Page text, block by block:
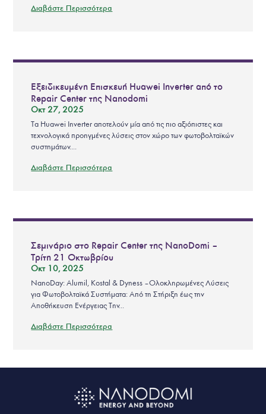
Διαβάστε Περισσότερα
Εξειδικευμένη Επισκευή Huawei Inverter από το
Repair Center της Nanodomi
Οκτ 27, 2025
Τα Huawei Inverter αποτελούν μία από τις πιο αξιόπιστες και
τεχνολογικά προηγμένες λύσεις στον χώρο των φωτοβολταϊκών
συστημάτων....
Διαβάστε Περισσότερα
Σεμινάριο στο Repair Center της NanoDomi –
Τρίτη 21 Οκτωβρίου
Οκτ 10, 2025
NanoDay: Alumil, Kostal & Dyness – Ολοκληρωμένες Λύσεις
για Φωτοβολταϊκά Συστήματα: Από τη Στήριξη έως την
Αποθήκευση Ενέργειας Την...
Διαβάστε Περισσότερα